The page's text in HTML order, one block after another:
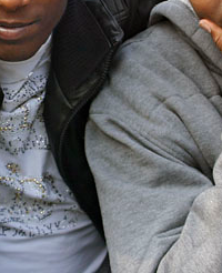
HILFE FÜR
MEDIZINISCHE
KINDER – WIR
UND
FOR